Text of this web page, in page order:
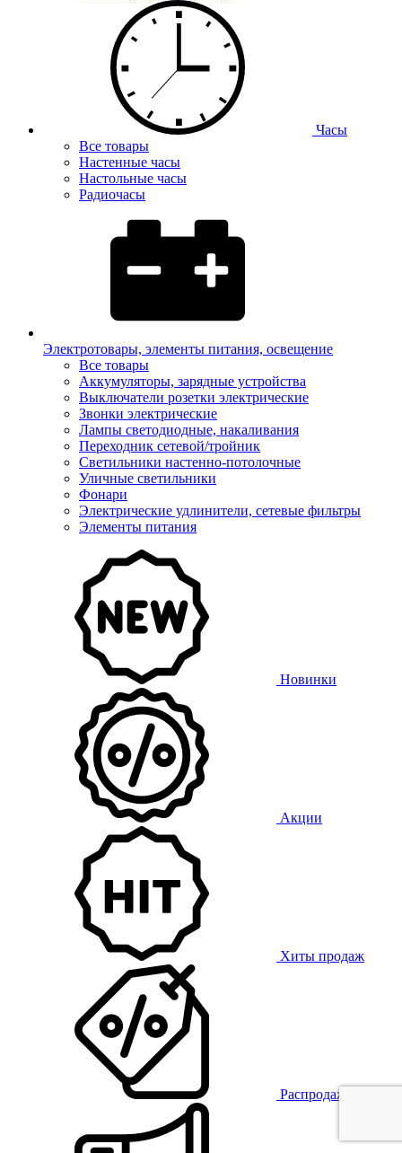
Часы
Все товары
Настенные часы
Настольные часы
Радиочасы
Электротовары, элементы питания, освещение
Все товары
Аккумуляторы, зарядные устройства
Выключатели розетки электрические
Звонки электрические
Лампы светодиодные, накаливания
Переходник сетевой/тройник
Светильники настенно-потолочные
Уличные светильники
Фонари
Электрические удлинители, сетевые фильтры
Элементы питания
Новинки
Акции
Хиты продаж
Распродажа